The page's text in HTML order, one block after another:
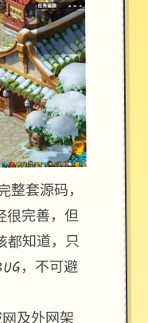
整套源码，
很完善，但
都知道，只
，不可避